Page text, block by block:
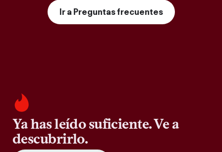
Ir a Preguntas frecuentes
Ya has leído suficiente. Ve a
descubrirlo.